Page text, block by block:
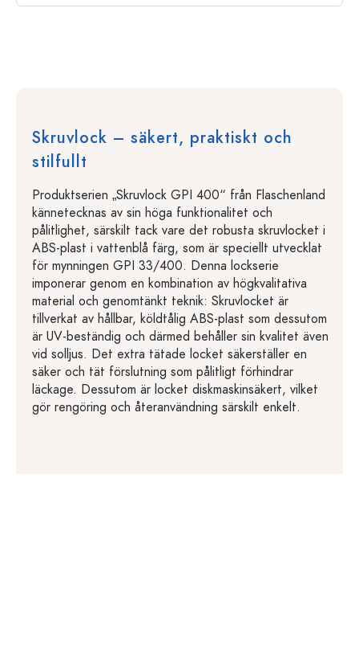
Skruvlock – säkert, praktiskt och
stilfullt
Produktserien „Skruvlock GPI 400“ från Flaschenland
kännetecknas av sin höga funktionalitet och
pålitlighet, särskilt tack vare det robusta skruvlocket i
ABS-plast i vattenblå färg, som är speciellt utvecklat
för mynningen GPI 33/400. Denna lockserie
imponerar genom en kombination av högkvalitativa
material och genomtänkt teknik: Skruvlocket är
tillverkat av hållbar, köldtålig ABS-plast som dessutom
är UV-beständig och därmed behåller sin kvalitet även
vid solljus. Det extra tätade locket säkerställer en
säker och tät förslutning som pålitligt förhindrar
läckage. Dessutom är locket diskmaskinsäkert, vilket
gör rengöring och återanvändning särskilt enkelt.